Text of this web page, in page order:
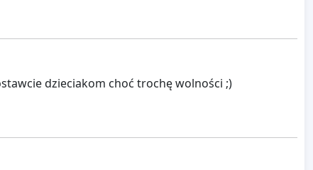
dzieciakom choć trochę wolności ;)